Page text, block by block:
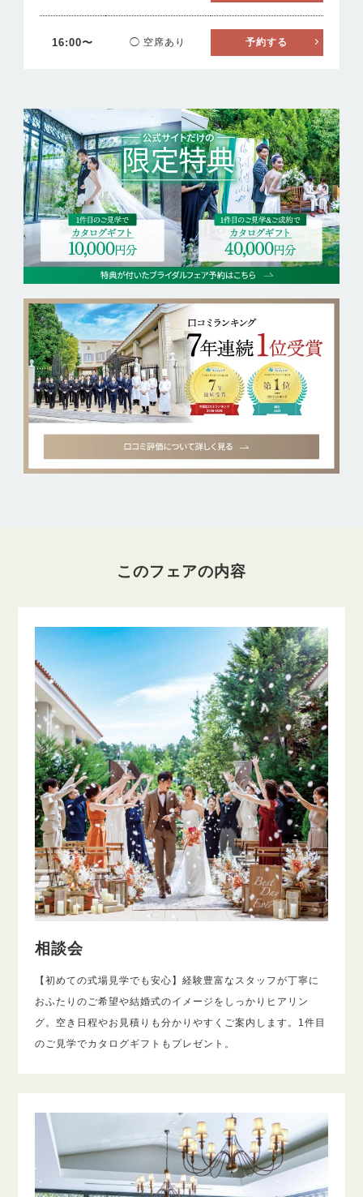
16:00〜 ◯ 空席あり 予約する
このフェアの内容
相談会
【初めての式場見学でも安心】経験豊富なスタッフが丁寧に
おふたりのご希望や結婚式のイメージをしっかりヒアリン
グ。空き日程やお見積りも分かりやすくご案内します。1件目
のご見学でカタログギフトもプレゼント。